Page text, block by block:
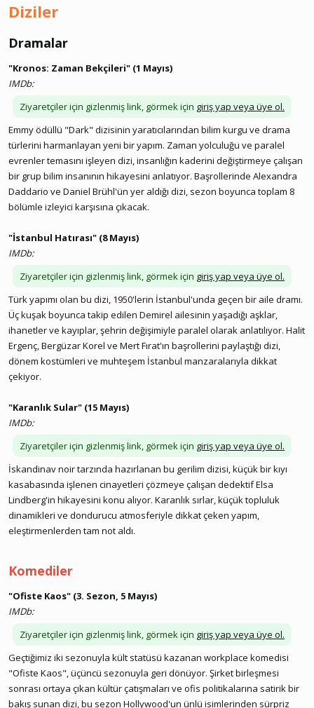
Diziler
Dramalar​
"Kronos: Zaman Bekçileri" (1 Mayıs)
IMDb:
Ziyaretçiler için gizlenmiş link, görmek için giriş yap veya üye ol.
Emmy ödüllü "Dark" dizisinin yaratıcılarından bilim kurgu ve drama
türlerini harmanlayan yeni bir yapım. Zaman yolculuğu ve paralel
evrenler temasını işleyen dizi, insanlığın kaderini değiştirmeye çalışan
bir grup bilim insanının hikayesini anlatıyor. Başrollerinde Alexandra
Daddario ve Daniel Brühl'ün yer aldığı dizi, sezon boyunca toplam 8
bölümle izleyici karşısına çıkacak.
"İstanbul Hatırası" (8 Mayıs)
IMDb:
Ziyaretçiler için gizlenmiş link, görmek için giriş yap veya üye ol.
Türk yapımı olan bu dizi, 1950'lerin İstanbul'unda geçen bir aile dramı.
Üç kuşak boyunca takip edilen Demirel ailesinin yaşadığı aşklar,
ihanetler ve kayıplar, şehrin değişimiyle paralel olarak anlatılıyor. Halit
Ergenç, Bergüzar Korel ve Mert Fırat'ın başrollerini paylaştığı dizi,
dönem kostümleri ve muhteşem İstanbul manzaralarıyla dikkat
çekiyor.
"Karanlık Sular" (15 Mayıs)
IMDb:
Ziyaretçiler için gizlenmiş link, görmek için giriş yap veya üye ol.
İskandinav noir tarzında hazırlanan bu gerilim dizisi, küçük bir kıyı
kasabasında işlenen cinayetleri çözmeye çalışan dedektif Elsa
Lindberg'in hikayesini konu alıyor. Karanlık sırlar, küçük topluluk
dinamikleri ve dondurucu atmosferiyle dikkat çeken yapım,
eleştirmenlerden tam not aldı.
Komediler
"Ofiste Kaos" (3. Sezon, 5 Mayıs)
IMDb:
Ziyaretçiler için gizlenmiş link, görmek için giriş yap veya üye ol.
Geçtiğimiz iki sezonuyla kült statüsü kazanan workplace komedisi
"Ofiste Kaos", üçüncü sezonuyla geri dönüyor. Şirket birleşmesi
sonrası ortaya çıkan kültür çatışmaları ve ofis politikalarına satirik bir
bakış sunan dizi, bu sezon Hollywood'un ünlü isimlerinden sürpriz